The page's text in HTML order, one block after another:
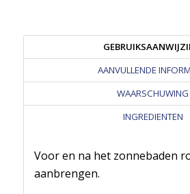
AANVULLENDE
WAARSCHUWING
INGREDIENTEN
Voor en na het zonnebaden
aanbrengen.